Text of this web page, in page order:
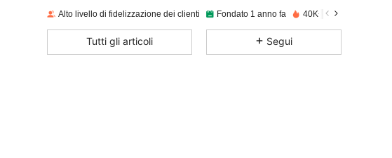
Alto livello di fidelizzazione dei clienti Fondato 1 anno fa 40K+ Venduto
Tutti gli articoli Segui